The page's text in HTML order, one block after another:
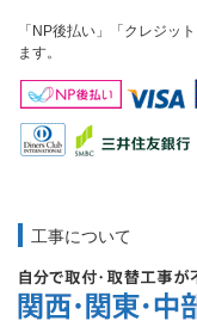
「NP後払い」「クレジッ
ます。
工事について